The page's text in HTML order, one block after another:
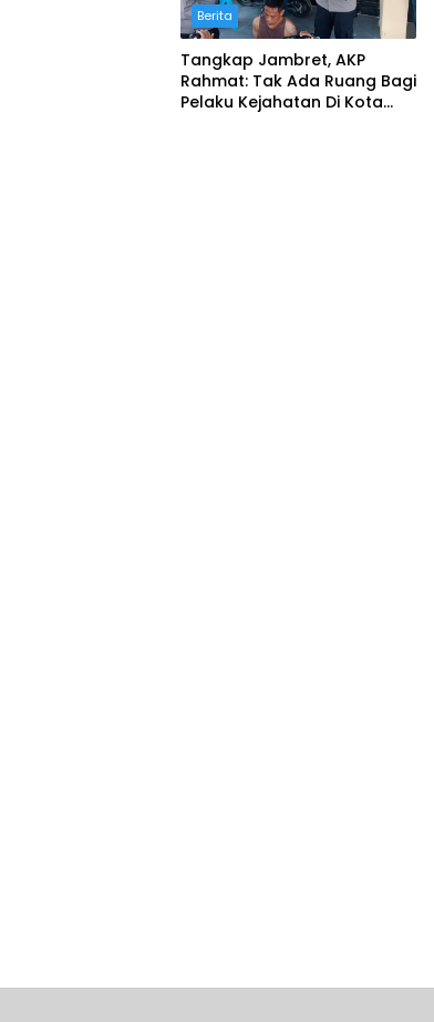
Berita
Tangkap Jambret, AKP
Rahmat: Tak Ada Ruang Bagi
Pelaku Kejahatan Di Kota